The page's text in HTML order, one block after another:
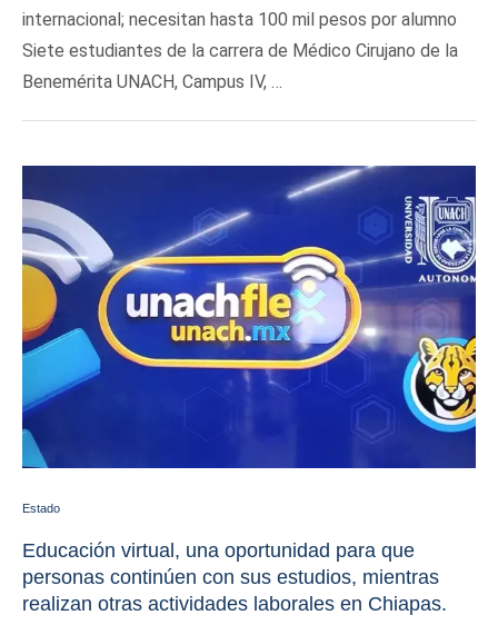
internacional; necesitan hasta 100 mil pesos por alumno
Siete estudiantes de la carrera de Médico Cirujano de la
Benemérita UNACH, Campus IV, …
Estado
Educación virtual, una oportunidad para que
personas continúen con sus estudios, mientras
realizan otras actividades laborales en Chiapas.